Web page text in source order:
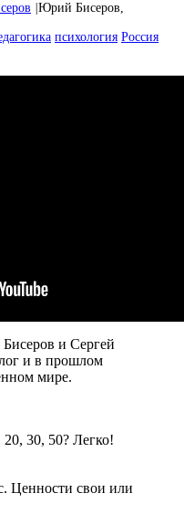
Юрий Бисеров,
психология Россия
и Сергей
и в прошлом
мире.
30, 50? Легко!
Ценности свои или